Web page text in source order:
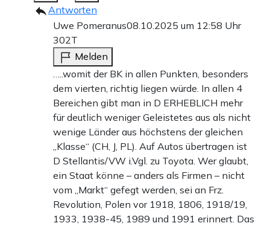
Antworten
Uwe Pomeranus08.10.2025 um 12:58 Uhr
302T
Melden
…..womit der BK in allen Punkten, besonders
dem vierten, richtig liegen würde. In allen 4
Bereichen gibt man in D ERHEBLICH mehr
für deutlich weniger Geleistetes aus als nicht
wenige Länder aus höchstens der gleichen
„Klasse“ (CH, J, PL). Auf Autos übertragen ist
D Stellantis/VW i.Vgl. zu Toyota. Wer glaubt,
ein Staat könne – anders als Firmen – nicht
vom „Markt“ gefegt werden, sei an Frz.
Revolution, Polen vor 1918, 1806, 1918/19,
1933, 1938-45, 1989 und 1991 erinnert. Das